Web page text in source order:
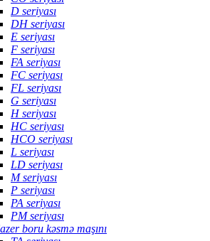
D seriyası
DH seriyası
E seriyası
F seriyası
FA seriyası
FC seriyası
FL seriyası
G seriyası
H seriyası
HC seriyası
HCO seriyası
L seriyası
LD seriyası
M seriyası
P seriyası
PA seriyası
PM seriyası
boru kəsmə maşını